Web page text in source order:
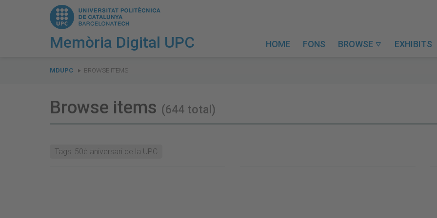
Memòria Digital UPC HOME FONS BROWSE  EXHIBITS
are
MDUPC BROWSE ITEMS
Browse items (644 total)
Tags: 50è aniversari de la UPC